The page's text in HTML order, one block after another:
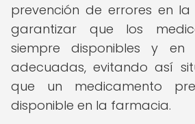
prevención de errores en
garantizar que los
siempre disponibles y en
adecuadas, evitando así
que un medicamento
disponible en la farmacia.